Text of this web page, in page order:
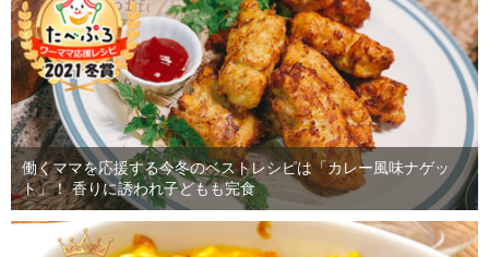
働くママを応援する今冬のベストレシピは「カレー風味ナゲッ
ト」！ 香りに誘われ子どもも完食